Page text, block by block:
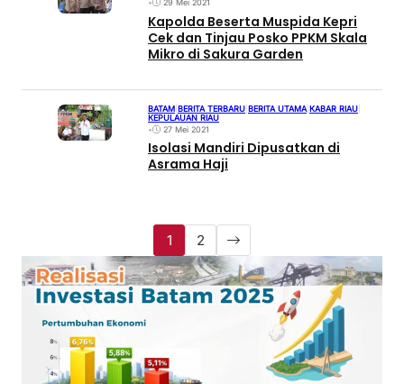
•
29 Mei 2021
Kapolda Beserta Muspida Kepri
Cek dan Tinjau Posko PPKM Skala
Mikro di Sakura Garden
BATAM BERITA TERBARU BERITA UTAMA KABAR RIAU
KEPULAUAN RIAU
•
27 Mei 2021
Isolasi Mandiri Dipusatkan di
Asrama Haji
1 2